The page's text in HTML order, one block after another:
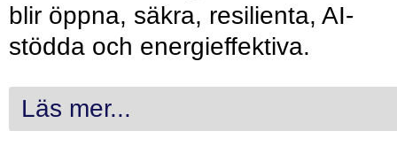
blir öppna, säkra, resilienta, AI-
stödda och energieffektiva.
Läs mer...